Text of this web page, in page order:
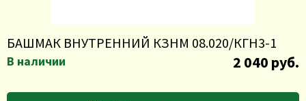
БАШМАК ВНУТРЕННИЙ КЗНМ 08.020/КГН3-1
В наличии 2 040 руб.